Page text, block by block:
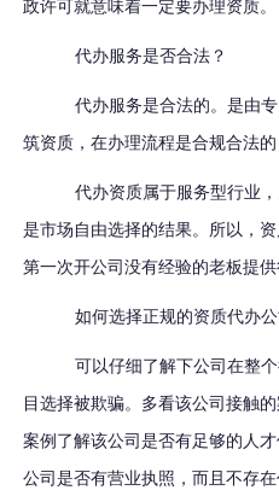
政许可就意味着一定要办理资质。
代办服务是否合法？
代办服务是合法的。是由
筑资质，在办理流程是合规合法
代办资质属于服务型行业，
是市场自由选择的结果。所以，
第一次开公司没有经验的老板提供
如何选择正规的资质代办
可以仔细了解下公司在整
目选择被欺骗。 多看该公司接触的
案例了解该公司是否有足够的人
公司是否有营业执照 ，而且不存